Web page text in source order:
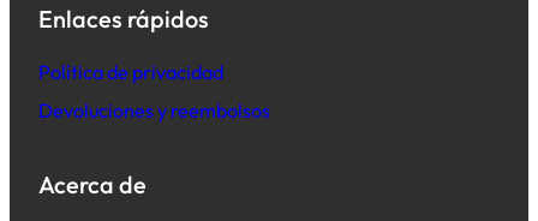
Enlaces rápidos
Política de privacidad
Devoluciones y reembolsos
Acerca de